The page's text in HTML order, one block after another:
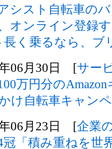
シスト自転車の
オンライン登録
く乗るなら、ブ
06月30日 [サー
万円分の
け自転車キャン
06月23日 [企業
冠「積み重ねを世